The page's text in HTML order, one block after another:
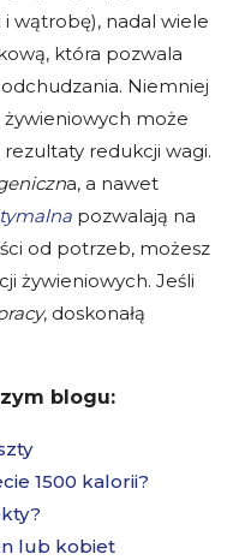
wątrobę), nadal wiele
która pozwala
Niemniej
może
redukcji wagi.
a, a nawet
pozwalają na
od potrzeb, możesz
żywieniowych. Jeśli
, doskonałą
blogu:
1500 kalorii?
lub kobiet